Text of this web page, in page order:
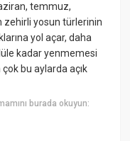
temmuz,
zehirli yosun türlerinin
yol açar, daha
kadar yenmemesi
bu aylarda açık
burada okuyun: